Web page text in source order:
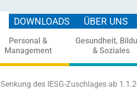
DOWNLOADS ÜBER UNS
Personal &
Management
Gesundheit,
& Soziales
Senkung des IESG-Zuschlages ab